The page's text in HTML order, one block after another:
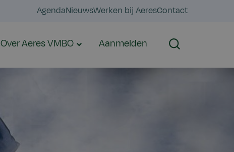
AgendaNieuwsWerken bij AeresContact
Over Aeres VMBO Aanmelden Zoeken